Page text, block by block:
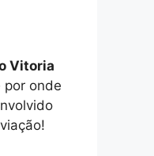
Vitoria
por onde